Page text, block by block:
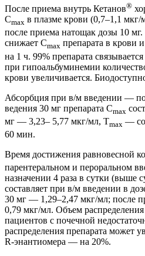
После приема внутрь Кетанов®
Cmax в плазме крови (0,7–1,1 мкг/
после приема натощак дозы 10
снижает Cmax препарата в крови
на 1 ч. 99% препарата
при гипоальбуминемии
крови увеличивается.
Абсорбция при в/м введении —
ведения 30 мг препарата Cmax
мг — 3,23– 5,77 мкг/мл, Tmax —
60 мин.
Время достижения равновесной
парентеральном и пероральном
назначении 4 раза в сутки (выше
составляет при в/м введении в
30 мг — 1,29–2,47 мкг/мл; после
0,79 мкг/мл. Объем распределения
пациентов с почечной
распределения препарата может
R-энантиомера — на 20%.